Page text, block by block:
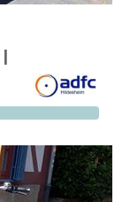
300 €
fehlen noch